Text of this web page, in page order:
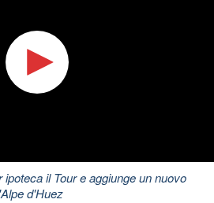
ipoteca il Tour e aggiunge un nuovo
d'Huez